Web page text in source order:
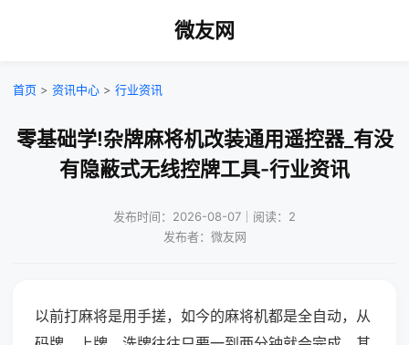
微友网
首页 > 资讯中心 > 行业资讯
零基础学!杂牌麻将机改装通用遥控器_有没
有隐蔽式无线控牌工具-行业资讯
发布时间：2026-08-07｜阅读：2
发布者：微友网
以前打麻将是用手搓，如今的麻将机都是全自动，从